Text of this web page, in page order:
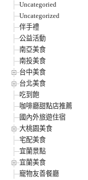
Uncategoried
Uncategorized
伴手禮
公益活動
南亞美食
南投美食
台中美食
台北美食
吃到飽
咖啡廳甜點店推薦
國內外旅遊住宿
大桃園美食
宅配美食
宜蘭景點
宜蘭美食
寵物友善餐廳